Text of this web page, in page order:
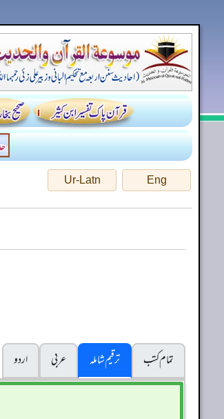
Eng
Ur-Latn
تمام کتب
ترقیم شاملہ عربی
اردو